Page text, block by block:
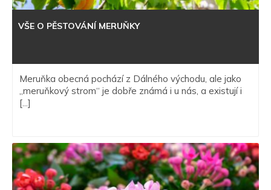
VŠE O PĚSTOVÁNÍ MERUŇKY
Meruňka obecná pochází z Dálného východu, ale jako
„meruňkový strom“ je dobře známá i u nás, a existují i
[...]